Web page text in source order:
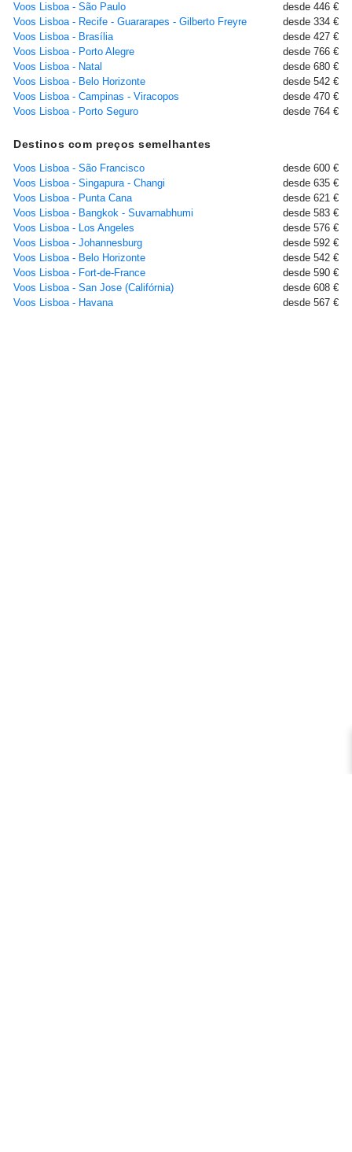
Voos Lisboa - São Paulo
desde 446 €
Voos Lisboa - Recife - Guararapes - Gilberto Freyre
desde 334 €
Voos Lisboa - Brasília
desde 427 €
Voos Lisboa - Porto Alegre
desde 766 €
Voos Lisboa - Natal
desde 680 €
Voos Lisboa - Belo Horizonte
desde 542 €
Voos Lisboa - Campinas - Viracopos
desde 470 €
Voos Lisboa - Porto Seguro
desde 764 €
Destinos com preços semelhantes
Voos Lisboa - São Francisco
desde 600 €
Voos Lisboa - Singapura - Changi
desde 635 €
Voos Lisboa - Punta Cana
desde 621 €
Voos Lisboa - Bangkok - Suvarnabhumi
desde 583 €
Voos Lisboa - Los Angeles
desde 576 €
Voos Lisboa - Johannesburg
desde 592 €
Voos Lisboa - Belo Horizonte
desde 542 €
Voos Lisboa - Fort-de-France
desde 590 €
Voos Lisboa - San Jose (Califórnia)
desde 608 €
Voos Lisboa - Havana
desde 567 €